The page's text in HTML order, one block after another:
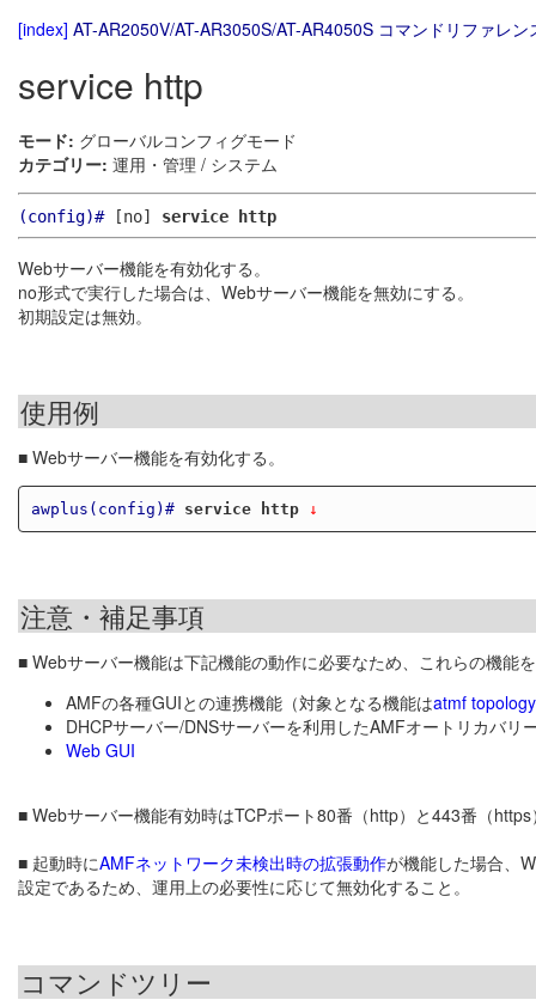
[index] AT-AR2050V/AT-AR3050S/AT-AR4050S コマンドリファレン
service http
モード: グローバルコンフィグモード
カテゴリー: 運用・管理 / システム
(config)#[no] service http
Webサーバー機能を有効化する。
no形式で実行した場合は、Webサーバー機能を無効にする。
初期設定は無効。
使用例
■ Webサーバー機能を有効化する。
awplus(config)# service http ↓
注意・補足事項
■ Webサーバー機能は下記機能の動作に必要なため、これらの機能
AMFの各種GUIとの連携機能（対象となる機能はatmf
DHCPサーバー/DNSサーバーを利用したAMFオートリカバリ
Web GUI
■ Webサーバー機能有効時はTCPポート80番（http）と443番（
■ 起動時にAMFネットワーク未検出時の拡張動作が機能した場合、
設定であるため、運用上の必要性に応じて無効化すること。
コマンドツリー